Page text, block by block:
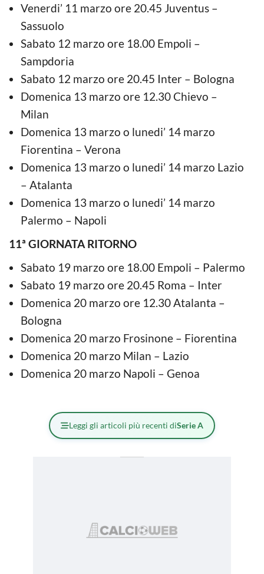
Venerdi’ 11 marzo ore 20.45 Juventus –
Sassuolo
Sabato 12 marzo ore 18.00 Empoli –
Sampdoria
Sabato 12 marzo ore 20.45 Inter – Bologna
Domenica 13 marzo ore 12.30 Chievo –
Milan
Domenica 13 marzo o lunedi’ 14 marzo
Fiorentina – Verona
Domenica 13 marzo o lunedi’ 14 marzo Lazio
– Atalanta
Domenica 13 marzo o lunedi’ 14 marzo
Palermo – Napoli
11ª GIORNATA RITORNO
Sabato 19 marzo ore 18.00 Empoli – Palermo
Sabato 19 marzo ore 20.45 Roma – Inter
Domenica 20 marzo ore 12.30 Atalanta –
Bologna
Domenica 20 marzo Frosinone – Fiorentina
Domenica 20 marzo Milan – Lazio
Domenica 20 marzo Napoli – Genoa
Leggi gli articoli più recenti diSerie A